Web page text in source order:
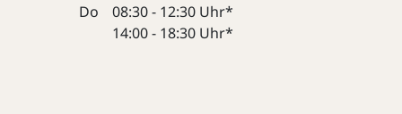
Do
08:30 - 12:30 Uhr*
14:00 - 18:30 Uhr*